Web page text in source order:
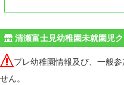
清瀬富士見幼稚園未就園児
プレ幼稚園情報及び、一般
せん。